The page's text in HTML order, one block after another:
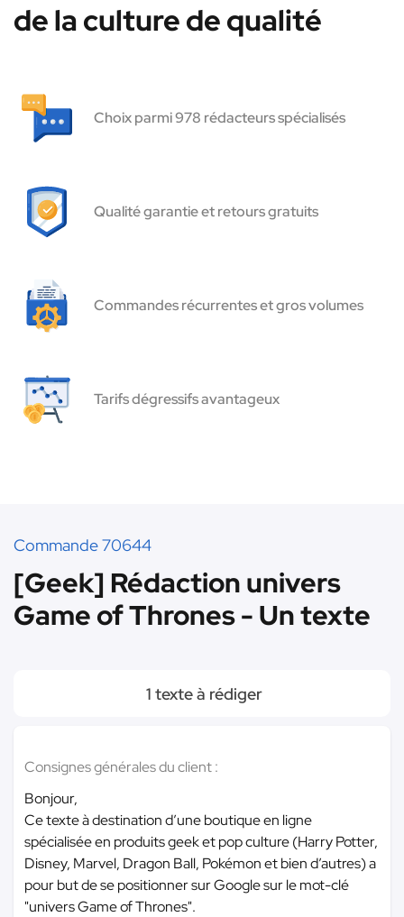
de la culture de qualité
Choix parmi 978 rédacteurs spécialisés
Qualité garantie et retours gratuits
Commandes récurrentes et gros volumes
Tarifs dégressifs avantageux
Commande 70644
[Geek] Rédaction univers
Game of Thrones - Un texte
1 texte à rédiger
Consignes générales du client :
Bonjour,
Ce texte à destination d’une boutique en ligne
spécialisée en produits geek et pop culture (Harry Potter,
Disney, Marvel, Dragon Ball, Pokémon et bien d’autres) a
pour but de se positionner sur Google sur le mot-clé
"univers Game of Thrones".